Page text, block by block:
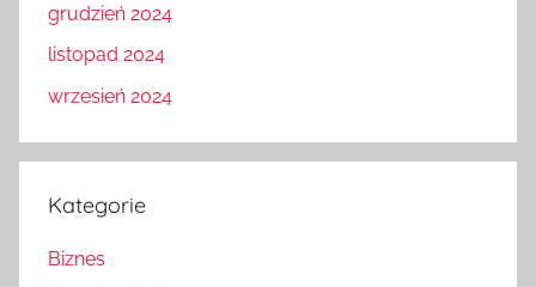
grudzień 2024
listopad 2024
wrzesień 2024
Kategorie
Biznes